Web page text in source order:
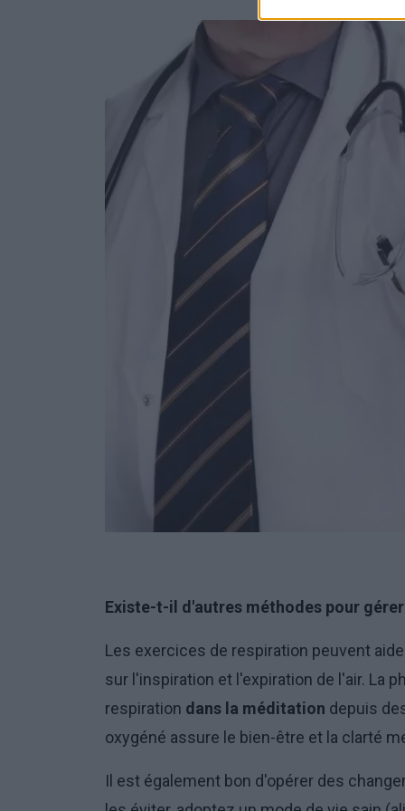
Existe-t-il d'autres méthodes pour
Les exercices de respiration peuvent
sur l'inspiration et l'expiration de l'air. La
respiration dans la méditation depuis
oxygéné assure le bien-être et la clarté
Il est également bon d'opérer des